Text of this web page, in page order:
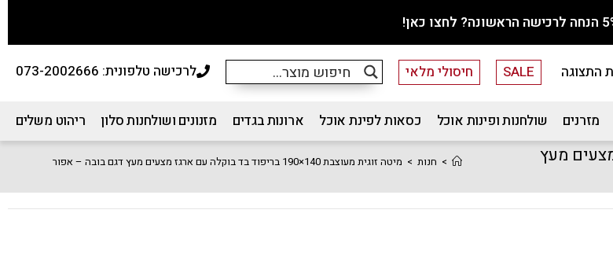
התצוגה SALE חיסולי מלאי לרכישה טלפונית: 073-2002666
מזרנים שולחנות ופינות אוכל כסאות לפינת אוכל ארונות בגדים מזנונים ושולחנות סלון ריהוט משלים
ארגז מצעים מעץ
> חנות > מיטה זוגית מעוצבת 140×190 בריפוד בד בוקלה עם ארגז מצעים מעץ דגם בובה – אפור